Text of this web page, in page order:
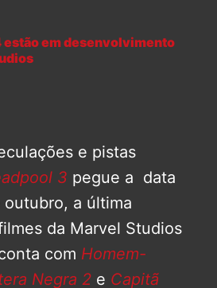
estão em desenvolvimento
e pistas
3 pegue a data
a última
da Marvel Studios
com Homem-
Negra 2 e Capitã